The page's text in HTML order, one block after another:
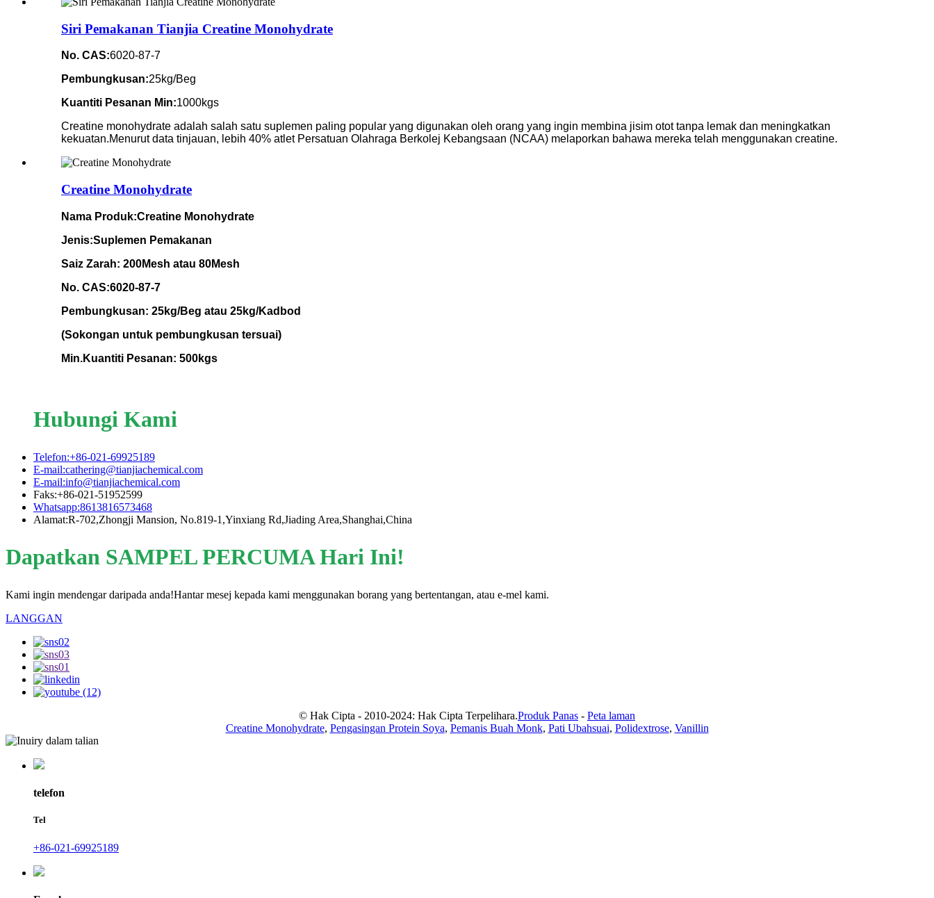
Siri Pemakanan Tianjia Creatine Monohydrate
No. CAS:6020-87-7
Pembungkusan:25kg/Beg
Kuantiti Pesanan Min:1000kgs
Creatine monohydrate adalah salah satu suplemen paling popular yang digunakan oleh orang yang ingin membina jisim otot tanpa lemak dan meningkatkan
kekuatan.Menurut data tinjauan, lebih 40% atlet Persatuan Olahraga Berkolej Kebangsaan (NCAA) melaporkan bahawa mereka telah menggunakan creatine.
Creatine Monohydrate
Nama Produk:Creatine Monohydrate
Jenis:Suplemen Pemakanan
Saiz Zarah: 200Mesh atau 80Mesh
No. CAS:6020-87-7
Pembungkusan: 25kg/Beg atau 25kg/Kadbod
(Sokongan untuk pembungkusan tersuai)
Min.Kuantiti Pesanan: 500kgs
Hubungi Kami
Telefon:+86-021-69925189
E-mail:cathering@tianjiachemical.com
E-mail:info@tianjiachemical.com
Faks:+86-021-51952599
Whatsapp:8613816573468
Alamat:R-702,Zhongji Mansion, No.819-1,Yinxiang Rd,Jiading Area,Shanghai,China
Dapatkan SAMPEL PERCUMA Hari Ini!
Kami ingin mendengar daripada anda!Hantar mesej kepada kami menggunakan borang yang bertentangan, atau e-mel kami.
LANGGAN
© Hak Cipta - 2010-2024: Hak Cipta Terpelihara.Produk Panas - Peta laman
Creatine Monohydrate, Pengasingan Protein Soya, Pemanis Buah Monk, Pati Ubahsuai, Polidextrose, Vanillin
telefon
Tel
+86-021-69925189